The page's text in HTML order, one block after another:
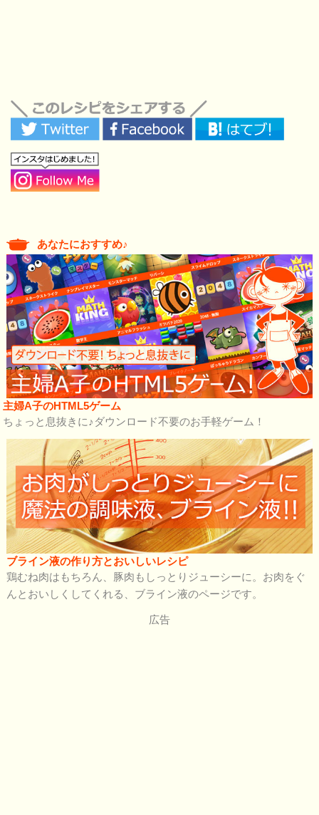
あなたにおすすめ♪
主婦A子のHTML5ゲーム
ちょっと息抜きに♪ダウンロード不要のお手軽ゲーム！
ブライン液の作り方とおいしいレシピ
鶏むね肉はもちろん、豚肉もしっとりジューシーに。お肉をぐ
んとおいしくしてくれる、ブライン液のページです。
広告